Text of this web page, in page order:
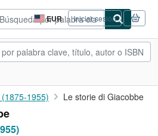
EUR
Preferencias
de
compra
del
Iniciar sesión
1955) Le storie di Giacobbe